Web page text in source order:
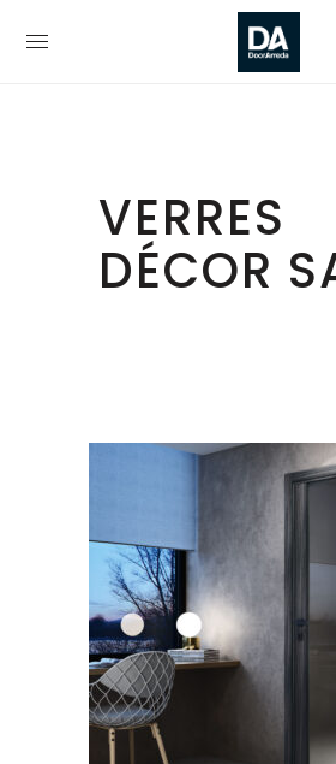
VERRES
DÉCOR